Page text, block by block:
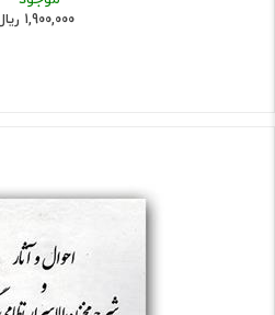
1,900,000 ریال